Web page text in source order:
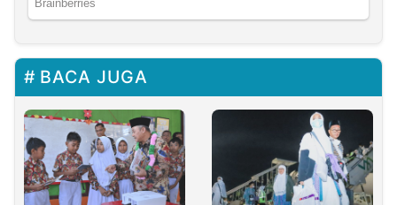
BACA JUGA